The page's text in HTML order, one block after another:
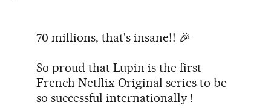
70 millions, that's insane!! 🎉
So proud that Lupin is the first
French Netflix Original series to be
so successful internationally !